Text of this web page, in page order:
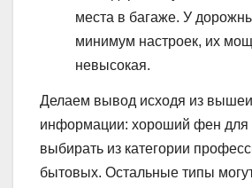
места в багаже. У
минимум настроек, их
невысокая.
Делаем вывод исходя из
информации: хороший фен для
выбирать из категории
бытовых. Остальные типы